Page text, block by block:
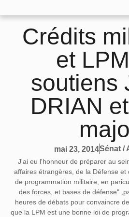
Crédits
et
soutiens
DRIAN
mai 23, 2014Sénat /
J'ai eu l'honneur de préparer au
affaires étrangères, de la Défense et
de programmation militaire; en
des forces, et bases de défense"
heures de débats pour convaincre
que la LPM est une bonne loi de